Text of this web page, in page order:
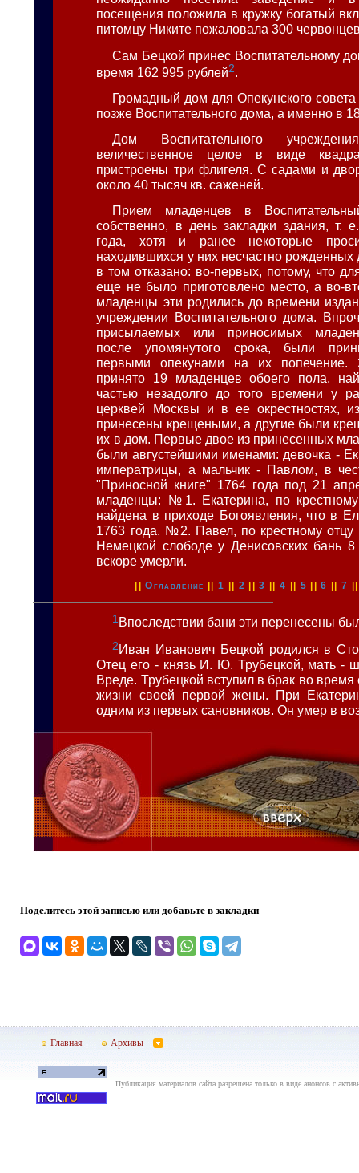
посещения положила в кружку богатый
питомцу Никите пожаловала 300
Сам Бецкой принес Воспитательному
время 162 995 рублей2
Громадный дом для Опекунского совета
позже Воспитательного дома, а именно в
Дом Воспитательного
величественное целое в виде
пристроены три флигеля. С садами и
около 40 тысяч кв. саженей.
Прием младенцев в
собственно, в день закладки здания, т.
года, хотя и ранее некоторые
находившихся у них несчастно
в том отказано: во-первых, потому, что
еще не было приготовлено место, а во-
младенцы эти родились до времени
учреждении Воспитательного дома.
присылаемых или приносимых
после упомянутого срока, были
первыми опекунами на их
принято 19 младенцев обоего пола,
частью незадолго до того времени у
церквей Москвы и в ее окрестностях,
принесены крещеными, а другие были
их в дом. Первые двое из принесенных
были августейшими именами: девочка -
императрицы, а мальчик - Павлом, в
"Приносной книге" 1764 года под 21
младенцы: №1. Екатерина, по крестному
найдена в приходе Богоявления, что в
1763 года. №2. Павел, по крестному отцу
Немецкой слободе у Денисовских бань
вскоре умерли.
||Оглавление || 1 || 2 ||3 || 4 || 5 ||6 ||7
1Впоследствии бани эти перенесены
2Иван Иванович Бецкой родился в
Отец его - князь И. Ю. Трубецкой, мать -
Вреде. Трубецкой вступил в брак во время
жизни своей первой жены. При
одним из первых сановников. Он умер в
Поделитесь этой записью или добавьте в закладки
Главная Архивы
Публикация материалов сайта разрешена только в виде анонсов с